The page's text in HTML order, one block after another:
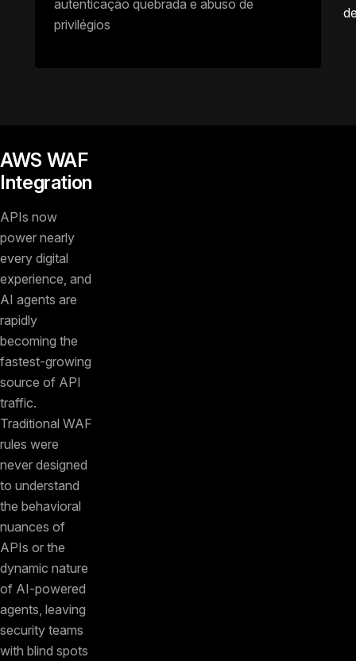
autenticação quebrada e abuso de
privilégios
AWS WAF
Integration
APIs now
power nearly
every digital
experience, and
AI agents are
rapidly
becoming the
fastest-growing
source of API
traffic.
Traditional WAF
rules were
never designed
to understand
the behavioral
nuances of
APIs or the
dynamic nature
of AI-powered
agents, leaving
security teams
with blind spots